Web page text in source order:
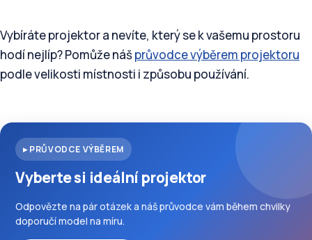
Vybíráte projektor a nevíte, který se k vašemu prostoru
hodí nejlíp? Pomůže nášprůvodce výběrem projektoru
podle velikosti místnosti i způsobu používání.
▸ PRŮVODCE VÝBĚREM
Vyberte si ideální projektor
Odpovězte na pár otázek a náš průvodce vám během chvilky
doporučí model na míru.